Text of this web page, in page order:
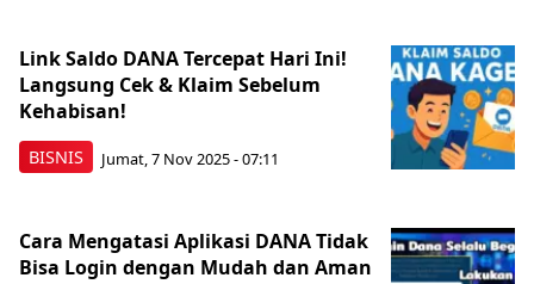
BISNIS
Link Saldo DANA Tercepat Hari Ini!
Langsung Cek & Klaim Sebelum
Kehabisan!
Jumat, 7 Nov 2025 - 07:11
Cara Mengatasi Aplikasi DANA Tidak
Bisa Login dengan Mudah dan Aman